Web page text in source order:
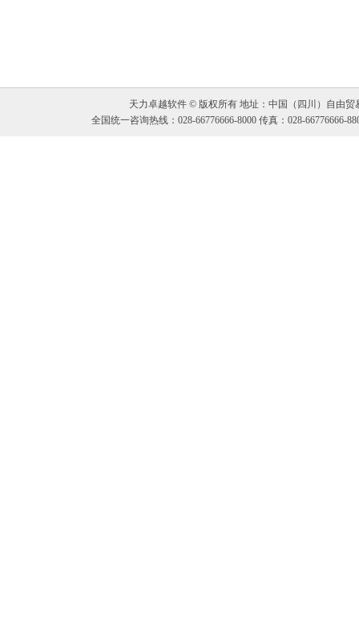
天力卓越软件 © 版权所有 地址：中国（四川）自由
全国统一咨询热线：028-66776666-8000 传真：028-66776666-